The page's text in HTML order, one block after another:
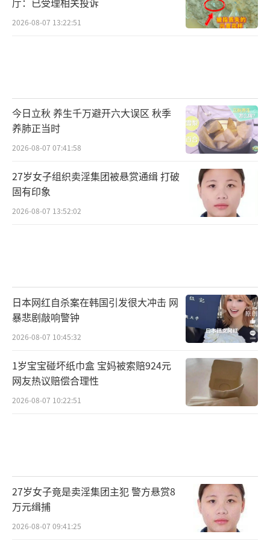
滁州市人民政府发布消息，5月22日上午，
关键一步。长期以来，皖东及长三角西翼区域
果品流通高度依赖二次中转模式，普遍存在物
流成本偏高、果品损耗率大、货源品类单一等
问题，严重制约果品产销高效对接与区域果蔬
产业提质升级。滁州水果市场落地投运，精准
破除区域果品流通瓶颈。依托得天独厚的区位
交通、完备的硬件配套、成熟的供应链体系等
2026-08-07 13:22:51
今日立秋 养生千万避开六大误区 秋季
养肺正当时
2026-08-07 07:41:58
27岁女子组织卖淫集团被悬赏通缉 打破
固有印象
2026-08-07 13:52:02
日本网红自杀案在韩国引发很大冲击 网
暴悲剧敲响警钟
2026-08-07 10:45:32
1岁宝宝碰坏纸巾盒 宝妈被索赔924元
网友热议赔偿合理性
2026-08-07 10:22:51
27岁女子竟是卖淫集团主犯 警方悬赏8
万元缉捕
2026-08-07 09:41:25